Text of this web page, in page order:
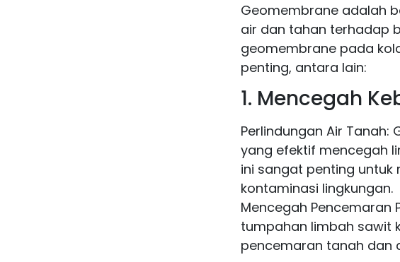
Geomembrane adalah
air dan tahan terhadap
geomembrane pada
penting, antara lain:
1. Mencegah
Perlindungan Air
yang efektif mencegah
ini sangat penting
kontaminasi lingkungan.
Mencegah Pencemaran
tumpahan limbah sawit
pencemaran tanah dan